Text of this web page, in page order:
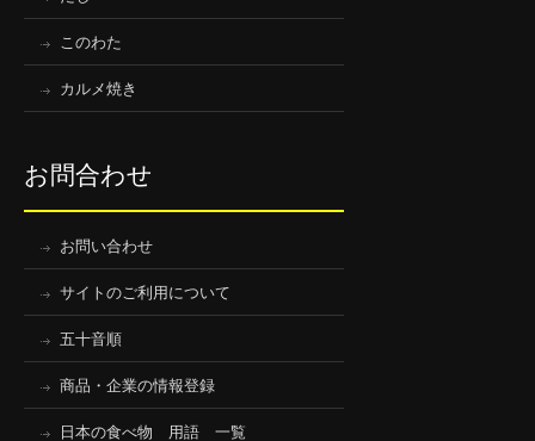
このわた
カルメ焼き
お問合わせ
お問い合わせ
サイトのご利用について
五十音順
商品・企業の情報登録
日本の食べ物 用語 一覧